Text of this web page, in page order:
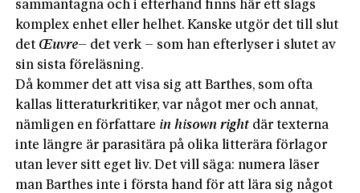
sammantagna och i efterhand finns här ett slags
komplex enhet eller helhet. Kanske utgör det till slut
det Œuvre– det verk – som han efterlyser i slutet av
sin sista föreläsning.
Då kommer det att visa sig att Barthes, som ofta
kallas litteraturkritiker, var något mer och annat,
nämligen en författare inhisown right där texterna
inte längre är parasitära på olika litterära förlagor
utan lever sitt eget liv. Det vill säga: numera läser
man Barthes inte i första hand för att lära sig något